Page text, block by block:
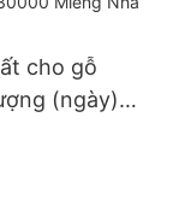
cho gỗ
(ngày)
Kỳ 72